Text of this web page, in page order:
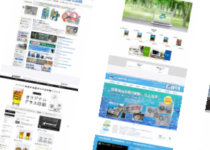
アクセス
ダルメシアン自動車メール
お知らせ
採用情報